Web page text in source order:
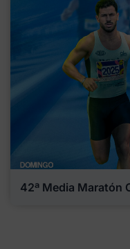
42ª Media Maratón